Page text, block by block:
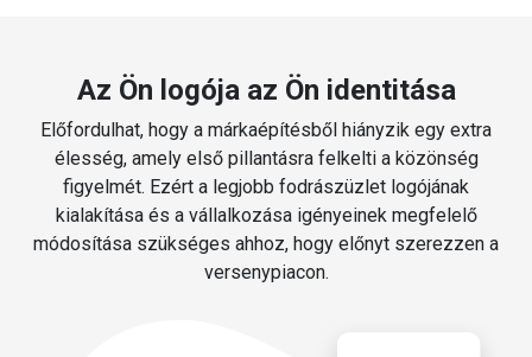
Az Ön logója az Ön identitása
Előfordulhat, hogy a márkaépítésből hiányzik egy extra
élesség, amely első pillantásra felkelti a közönség
figyelmét. Ezért a legjobb fodrászüzlet logójának
kialakítása és a vállalkozása igényeinek megfelelő
módosítása szükséges ahhoz, hogy előnyt szerezzen a
versenypiacon.